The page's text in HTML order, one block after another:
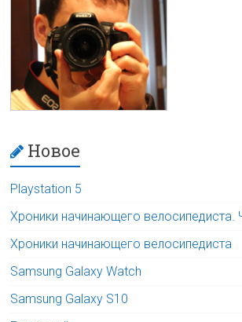
Новое
Playstation 5
Хроники начинающего велосипедиста.
Хроники начинающего велосипедиста
Samsung Galaxy Watch
Samsung Galaxy S10